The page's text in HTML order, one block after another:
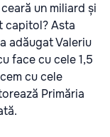
un miliard și
capitol? Asta
adăugat Valeriu
face cu cele 1,5
cu cele
Primăria